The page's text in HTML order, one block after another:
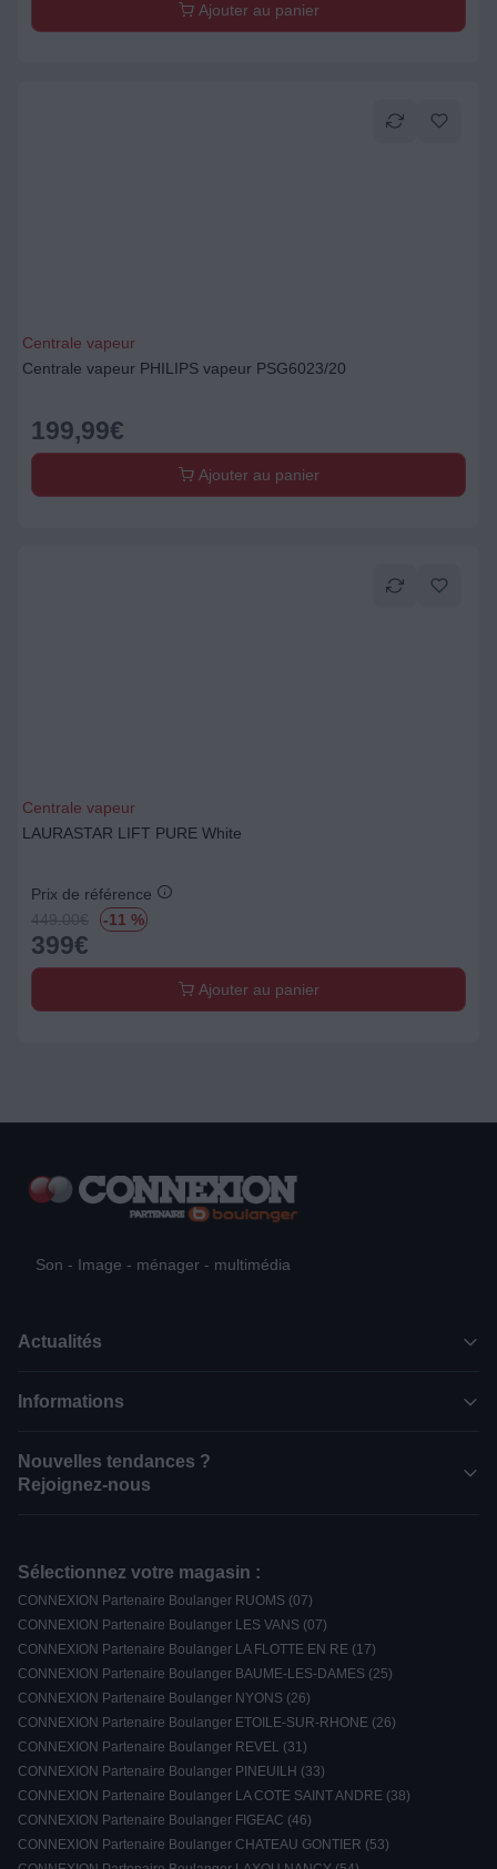
Ajouter au panier
Centrale vapeur
Centrale vapeur PHILIPS vapeur PSG6023/20
199,99€
Ajouter au panier
Centrale vapeur
LAURASTAR LIFT PURE White
Prix de référence
449.00€ -11 %
399€
Ajouter au panier
Son - Image - ménager - multimédia
Actualités
Informations
Nouvelles tendances ?
Rejoignez-nous
Sélectionnez votre magasin :
CONNEXION Partenaire Boulanger RUOMS (07)
CONNEXION Partenaire Boulanger LES VANS (07)
CONNEXION Partenaire Boulanger LA FLOTTE EN RE (17)
CONNEXION Partenaire Boulanger BAUME-LES-DAMES (25)
CONNEXION Partenaire Boulanger NYONS (26)
CONNEXION Partenaire Boulanger ETOILE-SUR-RHONE (26)
CONNEXION Partenaire Boulanger REVEL (31)
CONNEXION Partenaire Boulanger PINEUILH (33)
CONNEXION Partenaire Boulanger LA COTE SAINT ANDRE (38)
CONNEXION Partenaire Boulanger FIGEAC (46)
CONNEXION Partenaire Boulanger CHATEAU GONTIER (53)